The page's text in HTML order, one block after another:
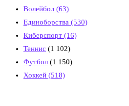
Волейбол (63)
Единоборства (530)
Киберспорт (16)
Теннис (1 102)
Футбол (1 150)
Хоккей (518)